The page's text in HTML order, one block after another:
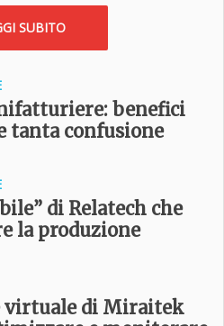
SUBITO
benefici
tanta confusione
di Relatech che
la produzione
virtuale di Miraitek